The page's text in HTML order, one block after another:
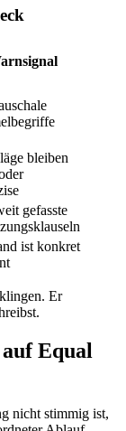
bleiben
gefasste
ist konkret
Er
Equal
nicht stimmig ist,